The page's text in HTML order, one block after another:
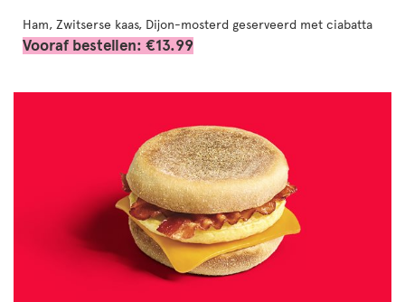
Ham, Zwitserse kaas, Dijon-mosterd geserveerd met ciabatta
Vooraf bestellen: €13.99